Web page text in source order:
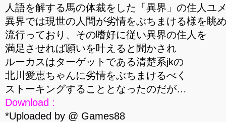
人語を解する馬の体裁をした「異界」の住人ユ
異界では現世の人間が劣情をぶちまける様を眺
流行っており、その嗜好に従い異界の住人を
満足させれば願いを叶えると聞かされ
ルーカスはターゲットである清楚系jkの
北川愛恵ちゃんに劣情をぶちまけるべく
ストーキングすることとなったのだが…
Download :
*Uploaded by @ Games88